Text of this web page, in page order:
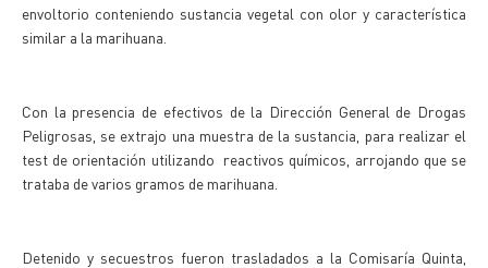
envoltorio conteniendo sustancia vegetal con olor y característica
similar a la marihuana.
Con la presencia de efectivos de la Dirección General de Drogas
Peligrosas, se extrajo una muestra de la sustancia, para realizar el
test de orientación utilizando reactivos químicos, arrojando que se
trataba de varios gramos de marihuana.
Detenido y secuestros fueron trasladados a la Comisaría Quinta,